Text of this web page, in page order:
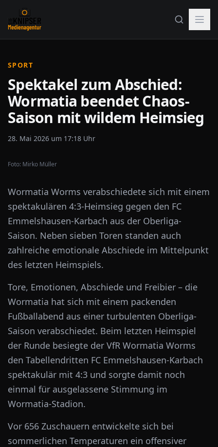
SPORT
Spektakel zum Abschied:
Wormatia beendet Chaos-
Saison mit wildem Heimsieg
28. Mai 2026 um 17:18 Uhr
Foto: Mirko Müller
Wormatia Worms verabschiedete sich mit einem
spektakulären 4:3-Heimsieg gegen den FC
Emmelshausen-Karbach aus der Oberliga-
Saison. Neben sieben Toren standen auch
zahlreiche emotionale Abschiede im Mittelpunkt
des letzten Heimspiels.
Tore, Emotionen, Abschiede und Freibier – die
Wormatia hat sich mit einem packenden
Fußballabend aus einer turbulenten Oberliga-
Saison verabschiedet. Beim letzten Heimspiel
der Runde besiegte der VfR Wormatia Worms
den Tabellendritten FC Emmelshausen-Karbach
spektakulär mit 4:3 und sorgte damit noch
einmal für ausgelassene Stimmung im
Wormatia-Stadion.
Vor 656 Zuschauern entwickelte sich bei
sommerlichen Temperaturen ein offensiver